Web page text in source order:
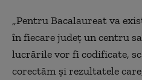
„Pentru Bacalaureat va
în fiecare județ un centru
lucrările vor fi codificate,
corectăm și rezultatele